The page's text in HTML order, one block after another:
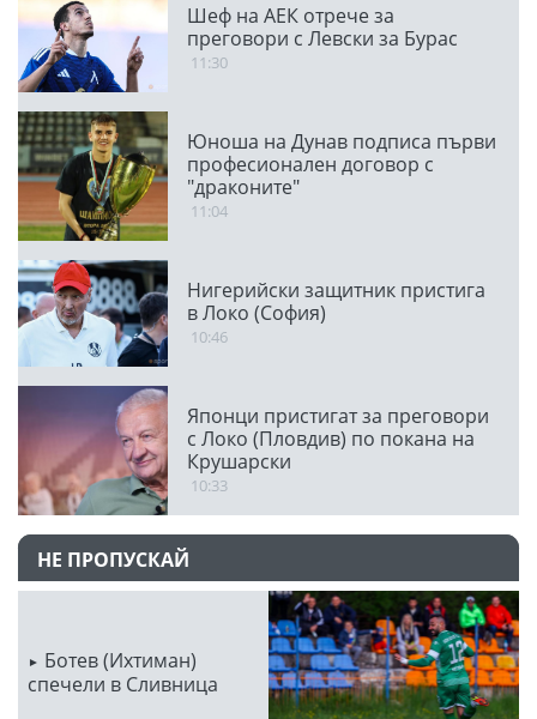
Шеф на АЕК отрече за
преговори с Левски за Бурас
11:30
Юноша на Дунав подписа първи
професионален договор с
"драконите"
11:04
Нигерийски защитник пристига
в Локо (София)
10:46
Японци пристигат за преговори
с Локо (Пловдив) по покана на
Крушарски
10:33
НЕ ПРОПУСКАЙ
Ботев (Ихтиман)
спечели в Сливница